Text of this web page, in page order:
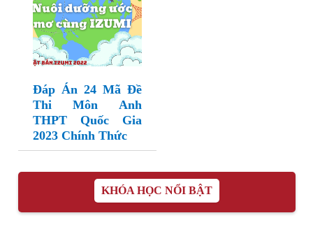
Đáp Án 24 Mã Đề
Thi Môn Anh
THPT Quốc Gia
2023 Chính Thức
KHÓA HỌC NỔI BẬT